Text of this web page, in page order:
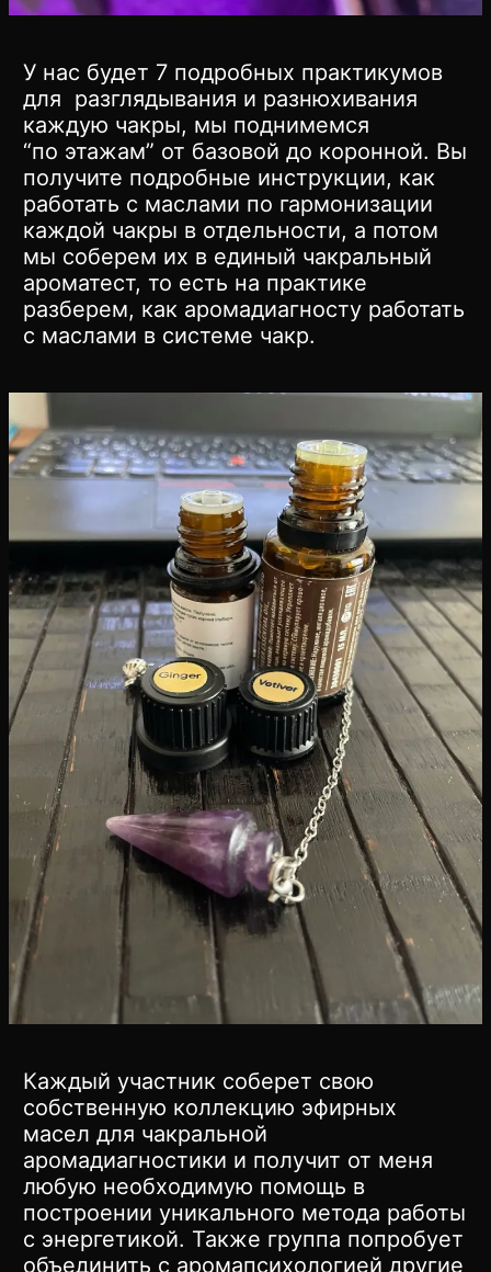
У нас будет 7 подробных практикумов
для разглядывания и разнюхивания
каждую чакры, мы поднимемся
“по этажам” от базовой до коронной. Вы
получите подробные инструкции, как
работать с маслами по гармонизации
каждой чакры в отдельности, а потом
мы соберем их в единый чакральный
ароматест, то есть на практике
разберем, как аромадиагносту работать
с маслами в системе чакр.
Каждый участник соберет свою
собственную коллекцию эфирных
масел для чакральной
аромадиагностики и получит от меня
любую необходимую помощь в
построении уникального метода работы
с энергетикой. Также группа попробует
объединить с аромапсихологией другие